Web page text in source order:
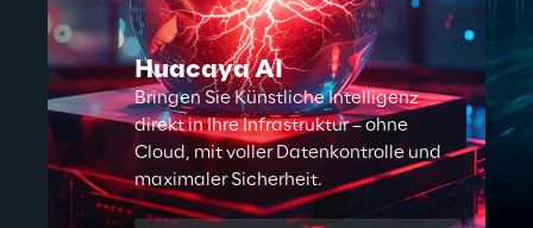
Huacaya AI
Bringen Sie Künstliche Intelligenz
direkt in Ihre Infrastruktur – ohne
Cloud, mit voller Datenkontrolle und
maximaler Sicherheit.